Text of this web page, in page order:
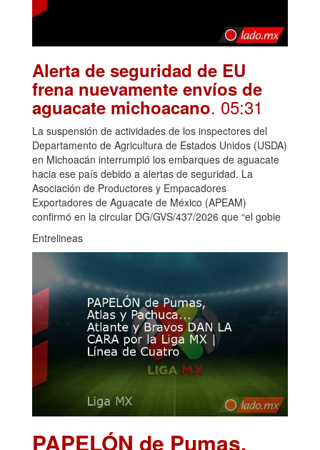
Alerta de seguridad de EU
frena nuevamente envíos de
aguacate michoacano. 05:31
La suspensión de actividades de los inspectores del
Departamento de Agricultura de Estados Unidos (USDA)
en Michoacán interrumpió los embarques de aguacate
hacia ese país debido a alertas de seguridad. La
Asociación de Productores y Empacadores
Exportadores de Aguacate de México (APEAM)
confirmó en la circular DG/GVS/437/2026 que “el gobie
Entrelineas
PAPELÓN de Pumas,